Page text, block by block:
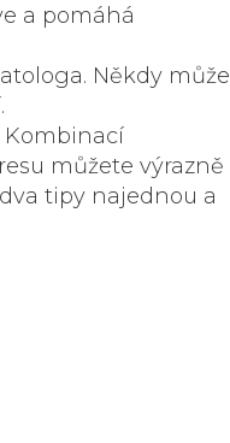
a pomáhá
Někdy může
Kombinací
můžete výrazně
tipy najednou a